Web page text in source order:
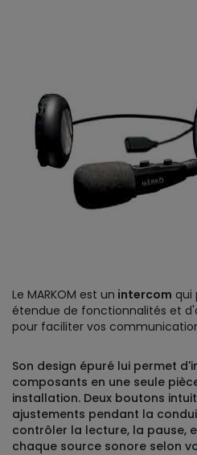
Le MARKOM est un intercom qui
étendue de fonctionnalités et
pour faciliter vos
Son design épuré lui permet
composants en une seule
installation. Deux boutons
ajustements pendant la
contrôler la lecture, la pause,
chaque source sonore selon